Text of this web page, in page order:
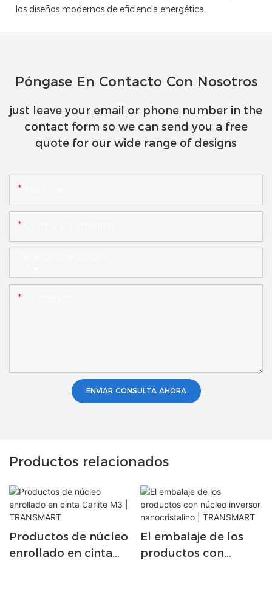
los diseños modernos de eficiencia energética.
Póngase En Contacto Con Nosotros
just leave your email or phone number in the
contact form so we can send you a free
quote for our wide range of designs
ENVIAR CONSULTA AHORA
Productos relacionados
Productos de núcleo
enrollado en cinta
El embalaje de los
productos con